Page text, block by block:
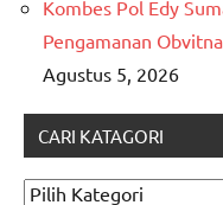
Kombes Pol Edy
Pengamanan
Agustus 5, 2026
CARI KATAGORI
CARI